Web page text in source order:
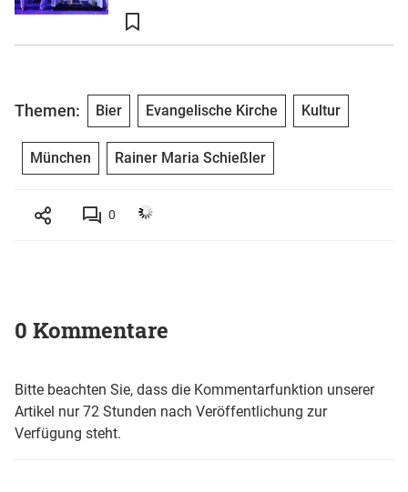
Themen: Bier Evangelische Kirche Kultur
München Rainer Maria Schießler
0
0 Kommentare
Bitte beachten Sie, dass die Kommentarfunktion unserer
Artikel nur 72 Stunden nach Veröffentlichung zur
Verfügung steht.